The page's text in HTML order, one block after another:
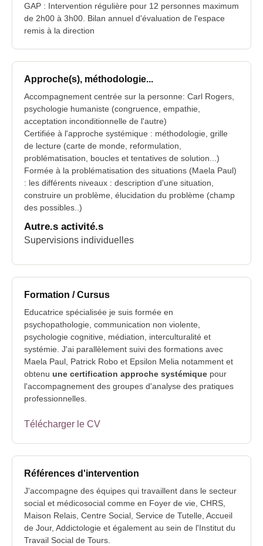
GAP : Intervention régulière pour 12 personnes maximum
de 2h00 à 3h00. Bilan annuel d'évaluation de l'espace
remis à la direction
Approche(s), méthodologie...
Accompagnement centrée sur la personne: Carl Rogers,
psychologie humaniste (congruence, empathie,
acceptation inconditionnelle de l'autre)
Certifiée à l'approche systémique : méthodologie, grille
de lecture (carte de monde, reformulation,
problématisation, boucles et tentatives de solution...)
Formée à la problématisation des situations (Maela Paul)
: les différents niveaux : description d'une situation,
construire un problème, élucidation du problème (champ
des possibles..)
Autre.s activité.s
Supervisions individuelles
Formation / Cursus
Educatrice spécialisée je suis formée en
psychopathologie, communication non violente,
psychologie cognitive, médiation, interculturalité et
systémie. J'ai parallèlement suivi des formations avec
Maela Paul, Patrick Robo et Epsilon Melia notamment et
obtenu une certification approche systémique pour
l'accompagnement des groupes d'analyse des pratiques
professionnelles.
Télécharger le CV
Références d'intervention
J'accompagne des équipes qui travaillent dans le secteur
social et médicosocial comme en Foyer de vie, CHRS,
Maison Relais, Centre Social, Service de Tutelle, Accueil
de Jour, Addictologie et également au sein de l'Institut du
Travail Social de Tours.